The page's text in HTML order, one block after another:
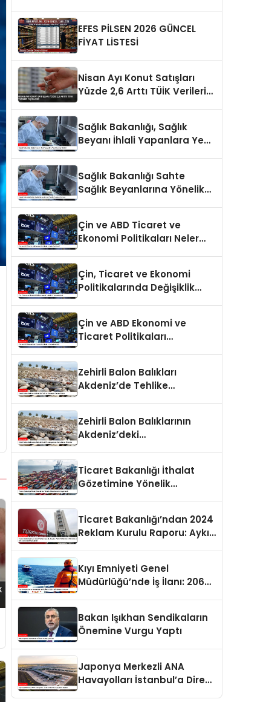
EFES PİLSEN 2026 GÜNCEL
FİYAT LİSTESİ
Nisan Ayı Konut Satışları
Yüzde 2,6 Arttı TÜİK Verileri
Sağlık Bakanlığı, Sağlık
Beyanı İhlali Yapanlara Yeni
Sağlık Bakanlığı Sahte
Sağlık Beyanlarına Yönelik
Çin ve ABD Ticaret ve
Ekonomi Politikaları Neler
Çin, Ticaret ve Ekonomi
Politikalarında Değişiklik
Çin ve ABD Ekonomi ve
Ticaret Politikaları
Zehirli Balon Balıkları
Akdeniz’de Tehlike
Zehirli Balon Balıklarının
Akdeniz’deki
Ticaret Bakanlığı İthalat
Gözetimine Yönelik
Ticaret Bakanlığı’ndan 2024
Reklam Kurulu Raporu: Aykırı
Kıyı Emniyeti Genel
Müdürlüğü’nde İş İlanı: 206
Bakan Işıkhan Sendikaların
Önemine Vurgu Yaptı
Japonya Merkezli ANA
Havayolları İstanbul’a Direkt